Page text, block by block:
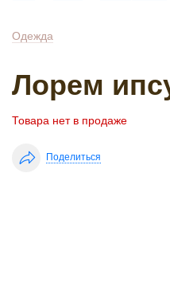
Одежда
Лорем
Товара нет в продаже
Поделиться